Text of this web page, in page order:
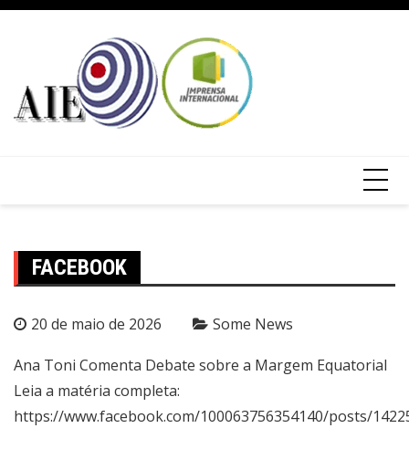
FACEBOOK
20 de maio de 2026 Some News
Ana Toni Comenta Debate sobre a Margem Equatorial
Leia a matéria completa:
https://www.facebook.com/100063756354140/posts/